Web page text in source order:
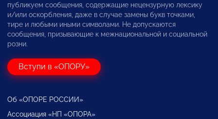
публикуем сообщения, содержащие нецензурную лексику
и/или оскорбления, даже в случае замены букв точками,
тире и любыми иными символами. Не допускаются
сообщения, призывающие к межнациональной и социальной
розни.
Вступи в «ОПОРУ»
Об «ОПОРЕ РОССИИ»
Ассоциация «НП «ОПОРА»